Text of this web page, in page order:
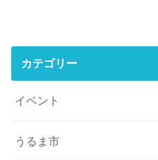
カテゴリー
イベント
うるま市